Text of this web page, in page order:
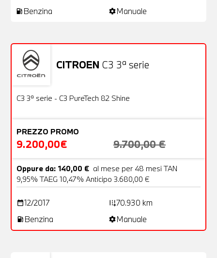
local_gas_station Benzina settingsManuale
CITROEN C3 3ª serie
OFFERTA
Usato
C3 3ª serie - C3 PureTech 82 Shine
PREZZO PROMO
9.200,00€ 9.700,00 €
Oppure da: 140,00 € al mese per 48 mesi TAN
9,95% TAEG 10,47% Anticipo 3.680,00 €
date_range12/2017 add_road70.930 km
local_gas_station Benzina settingsManuale